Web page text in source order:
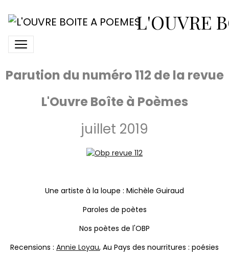
L'OUVRE
N° 112 de L'Ouvre Boîte à
Poèmes
Parution du numéro 112 de la revue
L'Ouvre Boîte à Poèmes
juillet 2019
Une artiste à la loupe : Michèle Guiraud
Paroles de poètes
Nos poètes de l'OBP
Recensions : Annie Loyau, Au Pays des nourritures : poésies